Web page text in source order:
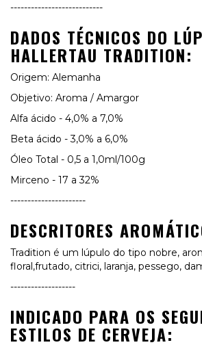
---------------------------
DADOS TÉCNICOS DO
HALLERTAU TRADITION:
Origem: Alemanha
Objetivo: Aroma / Amargor
Alfa ácido - 4,0% a 7,0%
Beta ácido - 3,0% a 6,0%
Óleo Total - 0,5 a 1,0ml/100g
Mirceno - 17 a 32%
----------------------
DESCRITORES
Tradition é um lúpulo do tipo nobre,
floral,frutado, citrici, laranja, pessego,
-------------------
INDICADO PARA OS
ESTILOS DE CERVEJA: